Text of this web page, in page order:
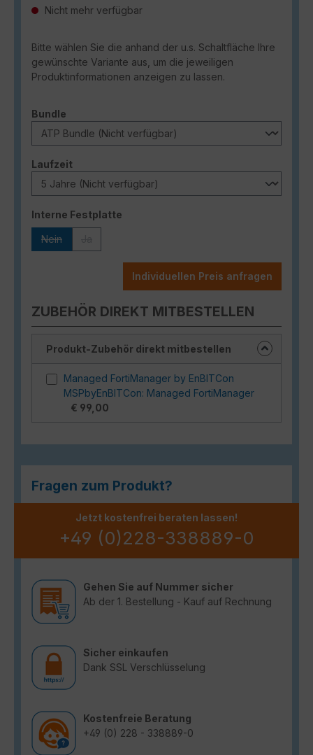
Nicht mehr verfügbar
Bitte wählen Sie die anhand der u.s. Schaltfläche Ihre
gewünschte Variante aus, um die jeweiligen
Produktinformationen anzeigen zu lassen.
Bundle
Laufzeitauswählen
Interne Festplatte
Nein
Individuellen Preis anfragen
ZUBEHÖR DIREKT MITBESTELLEN
Produkt-Zubehör direkt mitbestellen
Managed FortiManager by EnBITCon
MSPbyEnBITCon: Managed FortiManager
€ 99,00
Fragen zum Produkt?
Jetzt kostenfrei beraten lassen!
+49 (0)228-338889-0
Gehen Sie auf Nummer sicher
Ab der 1. Bestellung - Kauf auf Rechnung
Sicher einkaufen
Dank SSL Verschlüsselung
Kostenfreie Beratung
+49 (0) 228 - 338889-0